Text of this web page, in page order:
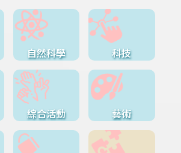
自然科學 科技
綜合活動 藝術